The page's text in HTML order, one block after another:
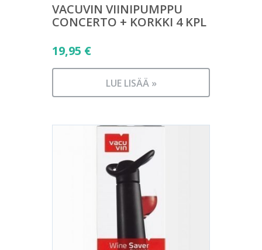
VACUVIN VIINIPUMPPU
CONCERTO + KORKKI 4 KPL
19,95 €
LUE LISÄÄ »